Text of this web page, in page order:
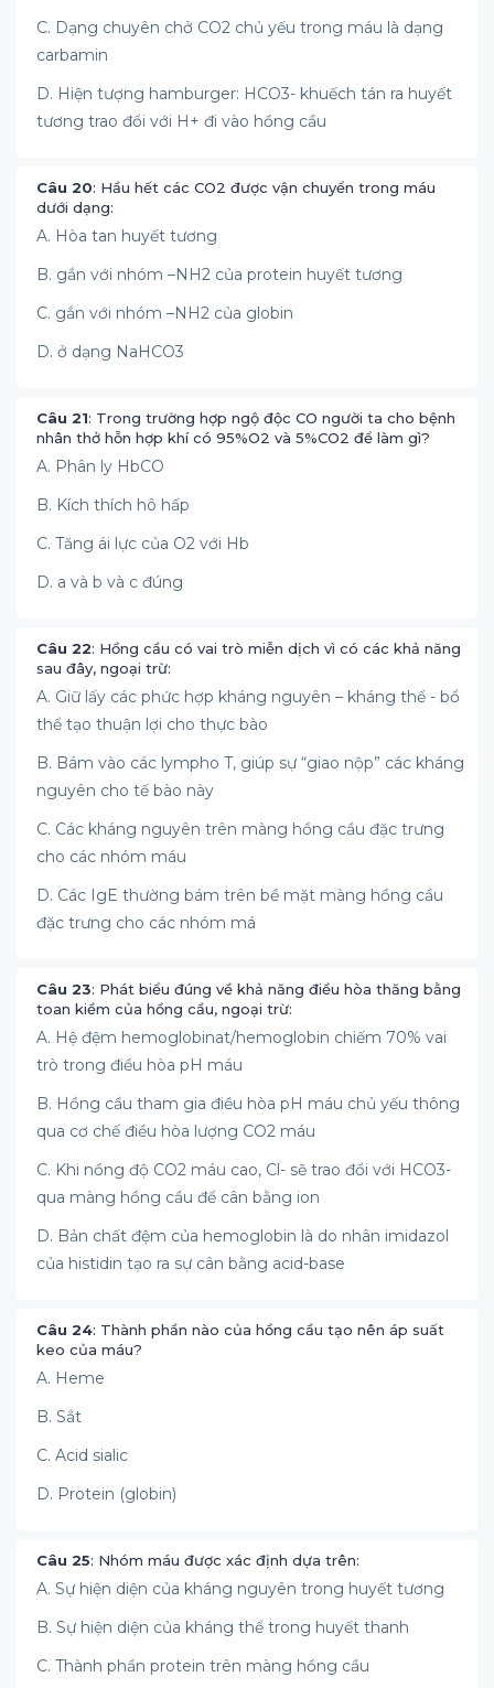
C. Dạng chuyên chở CO2 chủ yếu trong máu là dạng
carbamin
D. Hiện tượng hamburger: HCO3- khuếch tán ra huyết
tương trao đổi với H+ đi vào hồng cầu
Câu 20: Hầu hết các CO2 được vận chuyển trong máu
dưới dạng:
A. Hòa tan huyết tương
B. gắn với nhóm –NH2 của protein huyết tương
C. gắn với nhóm –NH2 của globin
D. ở dạng NaHCO3
Câu 21: Trong trường hợp ngộ độc CO người ta cho bệnh
nhân thở hỗn hợp khí có 95%O2 và 5%CO2 để làm gì?
A. Phân ly HbCO
B. Kích thích hô hấp
C. Tăng ái lực của O2 với Hb
D. a và b và c đúng
Câu 22: Hồng cầu có vai trò miễn dịch vì có các khả năng
sau đây, ngoại trừ:
A. Giữ lấy các phức hợp kháng nguyên – kháng thể - bổ
thể tạo thuận lợi cho thực bào
B. Bám vào các lympho T, giúp sự “giao nộp” các kháng
nguyên cho tế bào này
C. Các kháng nguyên trên màng hồng cầu đặc trưng
cho các nhóm máu
D. Các IgE thường bám trên bề mặt màng hồng cầu
đặc trưng cho các nhóm má
Câu 23: Phát biểu đúng về khả năng điều hòa thăng bằng
toan kiềm của hồng cầu, ngoại trừ:
A. Hệ đệm hemoglobinat/hemoglobin chiếm 70% vai
trò trong điều hòa pH máu
B. Hồng cầu tham gia điều hòa pH máu chủ yếu thông
qua cơ chế điều hòa lượng CO2 máu
C. Khi nồng độ CO2 máu cao, Cl- sẽ trao đổi với HCO3-
qua màng hồng cầu để cân bằng ion
D. Bản chất đệm của hemoglobin là do nhân imidazol
của histidin tạo ra sự cân bằng acid-base
Câu 24: Thành phần nào của hồng cầu tạo nên áp suất
keo của máu?
A. Heme
B. Sắt
C. Acid sialic
D. Protein (globin)
Câu 25: Nhóm máu được xác định dựa trên:
A. Sự hiện diện của kháng nguyên trong huyết tương
B. Sự hiện diện của kháng thể trong huyết thanh
C. Thành phần protein trên màng hồng cầu